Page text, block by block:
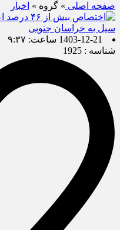
صفحه اصلی » گروه » اخبار
1403-12-21 ساعت: ۹:۳۷
شناسه : 1925